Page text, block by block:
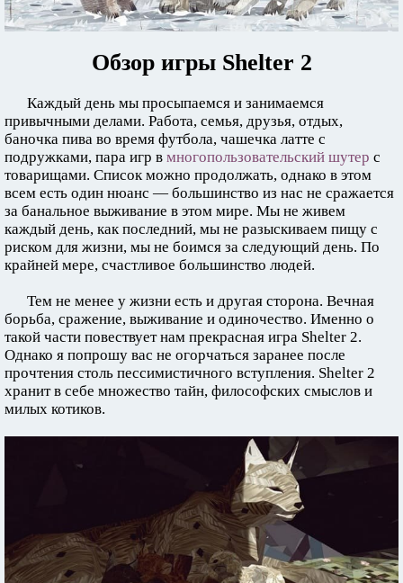
Обзор игры Shelter 2
Каждый день мы просыпаемся и занимаемся
привычными делами. Работа, семья, друзья, отдых,
баночка пива во время футбола, чашечка латте с
подружками, пара игр в многопользовательский шутер с
товарищами. Список можно продолжать, однако в этом
всем есть один нюанс — большинство из нас не сражается
за банальное выживание в этом мире. Мы не живем
каждый день, как последний, мы не разыскиваем пищу с
риском для жизни, мы не боимся за следующий день. По
крайней мере, счастливое большинство людей.
Тем не менее у жизни есть и другая сторона. Вечная
борьба, сражение, выживание и одиночество. Именно о
такой части повествует нам прекрасная игра Shelter 2.
Однако я попрошу вас не огорчаться заранее после
прочтения столь пессимистичного вступления. Shelter 2
хранит в себе множество тайн, философских смыслов и
милых котиков.